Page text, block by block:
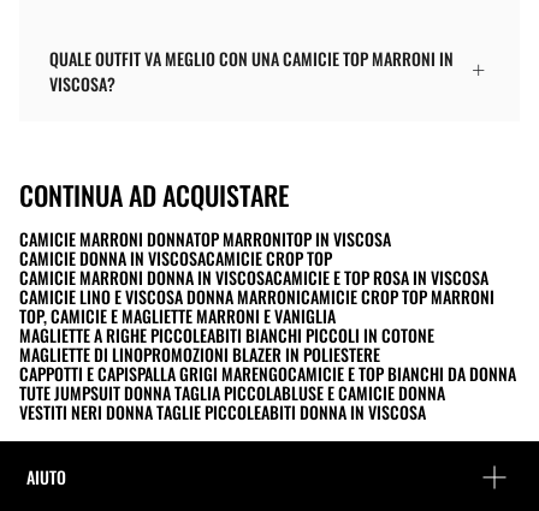
QUALE OUTFIT VA MEGLIO CON UNA CAMICIE TOP MARRONI IN
VISCOSA?
CONTINUA AD ACQUISTARE
CAMICIE MARRONI DONNATOP MARRONITOP IN VISCOSA
CAMICIE DONNA IN VISCOSACAMICIE CROP TOP
CAMICIE MARRONI DONNA IN VISCOSACAMICIE E TOP ROSA IN VISCOSA
CAMICIE LINO E VISCOSA DONNA MARRONICAMICIE CROP TOP MARRONI
TOP, CAMICIE E MAGLIETTE MARRONI E VANIGLIA
MAGLIETTE A RIGHE PICCOLEABITI BIANCHI PICCOLI IN COTONE
MAGLIETTE DI LINOPROMOZIONI BLAZER IN POLIESTERE
CAPPOTTI E CAPISPALLA GRIGI MARENGOCAMICIE E TOP BIANCHI DA DONNA
TUTE JUMPSUIT DONNA TAGLIA PICCOLABLUSE E CAMICIE DONNA
VESTITI NERI DONNA TAGLIE PICCOLEABITI DONNA IN VISCOSA
AIUTO